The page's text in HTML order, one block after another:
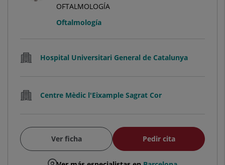
OFTALMOLOGÍA
Oftalmología
Hospital Universitari General de Catalunya
Centre Mèdic l'Eixample Sagrat Cor
Ver ficha Pedir cita